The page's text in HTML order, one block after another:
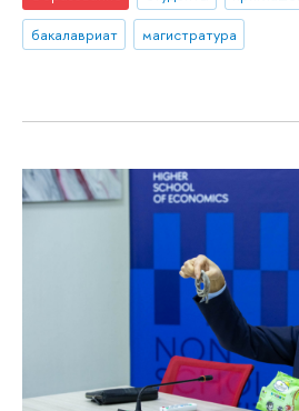
бакалавриат
магистратура